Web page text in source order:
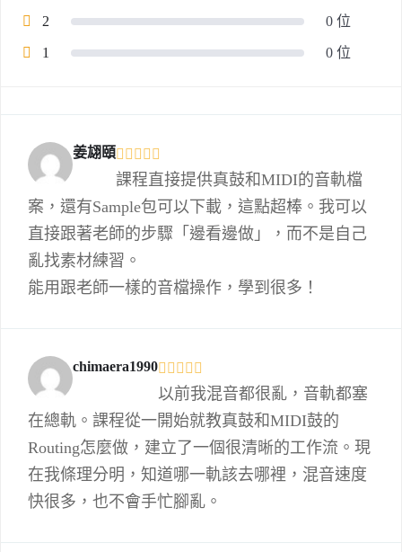
2 0 位
1 0 位
姜翃頤
課程直接提供真鼓和MIDI的音軌檔
案，還有Sample包可以下載，這點超棒。我可以
直接跟著老師的步驟「邊看邊做」，而不是自己
亂找素材練習。
能用跟老師一樣的音檔操作，學到很多！
chimaera1990
以前我混音都很亂，音軌都塞
在總軌。課程從一開始就教真鼓和MIDI鼓的
Routing怎麼做，建立了一個很清晰的工作流。現
在我條理分明，知道哪一軌該去哪裡，混音速度
快很多，也不會手忙腳亂。